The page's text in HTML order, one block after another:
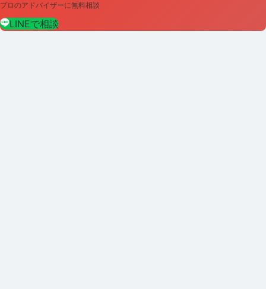
プロのアドバイザーに無料相談
LINEで相談